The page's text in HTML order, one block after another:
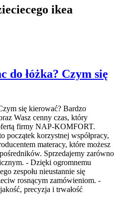
ikea
do łóżka? Czym się
się kierować? Bardzo
Wasz cenny czas, który
firmy NAP-KOMFORT.
początek korzystnej współpracy,
materacy, które możesz
Sprzedajemy zarówno
- Dzięki ogromnemu
zespołu nieustannie się
rosnącym zamówieniom. -
precyzja i trwałość